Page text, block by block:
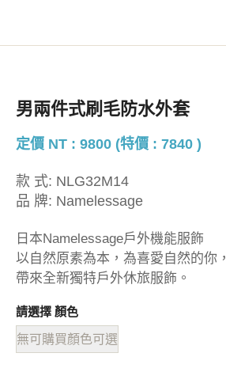
男兩件式刷毛防水外套
定價 NT : 9800 (特價 : 7840 )
款 式: NLG32M14
品 牌: Namelessage
日本Namelessage戶外機能服飾
以自然原素為本，為喜愛自然的你，
帶來全新獨特戶外休旅服飾。
請選擇 顏色
無可購買顏色可選